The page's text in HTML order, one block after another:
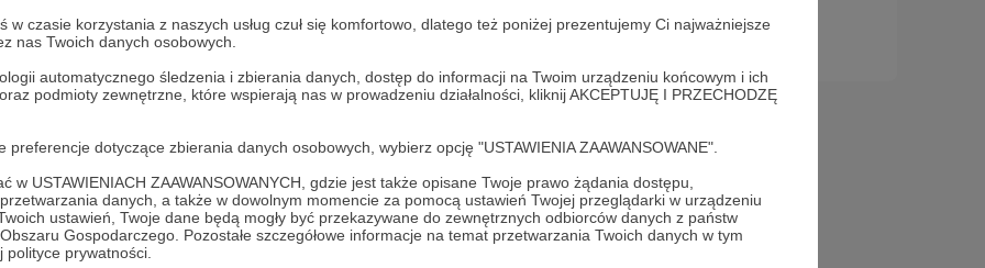
w czasie korzystania z naszych usług czuł się komfortowo, dlatego też poniżej prezentujemy Ci najważniejsze
nas Twoich danych osobowych.
automatycznego śledzenia i zbierania danych, dostęp do informacji na Twoim urządzeniu końcowym i ich
podmioty zewnętrzne, które wspierają nas w prowadzeniu działalności, kliknij AKCEPTUJĘ I PRZECHODZĘ
dotyczące zbierania danych osobowych, wybierz opcję "USTAWIENIA ZAAWANSOWANE".
w USTAWIENIACH ZAAWANSOWANYCH, gdzie jest także opisane Twoje prawo żądania dostępu,
danych, a także w dowolnym momencie za pomocą ustawień Twojej przeglądarki w urządzeniu
ustawień, Twoje dane będą mogły być przekazywane do zewnętrznych odbiorców danych z państw
Gospodarczego. Pozostałe szczegółowe informacje na temat przetwarzania Twoich danych w tym
prywatności.
i
będą
z
prawo
Politykę Prywatności
* Wyrażam zgodę na przetwarzanie moich danych
osobowych podanych w formularzu rejestracyjnym w celu
prawidłowego świadczenia usług serwisu Patronite.